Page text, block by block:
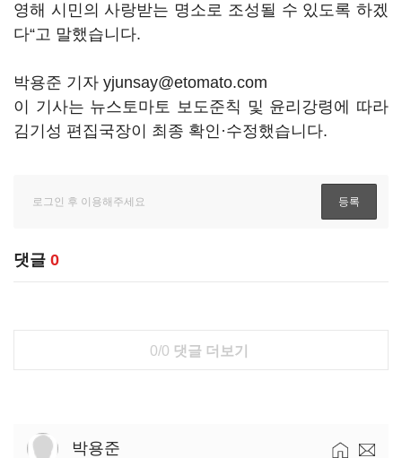
영해 시민의 사랑받는 명소로 조성될 수 있도록 하겠
다“고 말했습니다.
박용준 기자 yjunsay@etomato.com
이 기사는 뉴스토마토 보도준칙 및 윤리강령에 따라
김기성 편집국장이 최종 확인·수정했습니다.
댓글 0
0/0 댓글 더보기
박용준